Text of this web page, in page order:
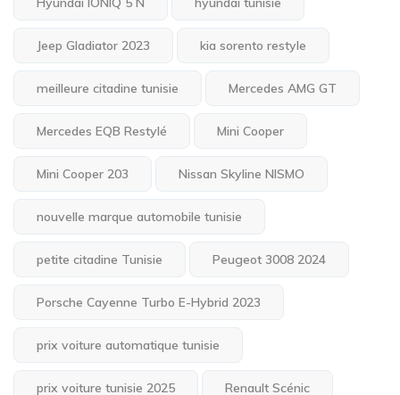
Jeep Gladiator 2023 kia sorento restyle
meilleure citadine tunisie Mercedes AMG GT
Mercedes EQB Restylé Mini Cooper
Mini Cooper 203 Nissan Skyline NISMO
nouvelle marque automobile tunisie
petite citadine Tunisie Peugeot 3008 2024
Porsche Cayenne Turbo E-Hybrid 2023
prix voiture automatique tunisie
prix voiture tunisie 2025 Renault Scénic